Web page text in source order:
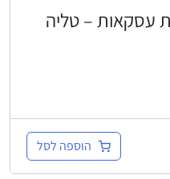
עסקאות – טליה
הוספה לסל